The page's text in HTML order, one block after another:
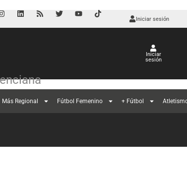
Iniciar sesión
Iniciar
sesión
Más Regional Fútbol Femenino + Fútbol